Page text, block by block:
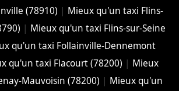
(78910) | Mieux qu'un taxi Flins-
| Mieux qu'un taxi Flins-sur-Seine
qu'un taxi Follainville-Dennemont
qu'un taxi Flacourt (78200) | Mieux
Mauvoisin (78200) | Mieux qu'un